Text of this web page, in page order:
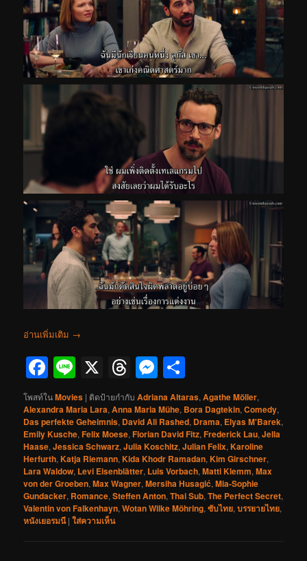
อ่านเพิ่มเติม →
Facebook
Line
X Threads
Messenger
โพสท์ในMovies | ติดป้ายกำกับ Adriana Altaras,Agathe Möller,
Alexandra Maria Lara,Anna Maria Mühe, Bora Dagtekin,Comedy,
Das perfekte Geheimnis, David Ali Rashed, Drama, Elyas M'Barek,
Emily Kusche,Felix Moese,Florian David Fitz,Frederick Lau,Jella
Haase,Jessica Schwarz,Julia Koschitz,Julian Felix,Karoline
Herfurth,Katja Riemann,Kida Khodr Ramadan,Kim Girschner,
Lara Waldow, Levi Eisenblätter, Luis Vorbach,Matti Klemm,Max
von der Groeben,Max Wagner,Mersiha Husagić,Mia-Sophie
Gundacker, Romance,Steffen Anton,Thai Sub,The Perfect Secret,
Valentin von Falkenhayn,Wotan Wilke Möhring,ซับไทย,บรรยายไทย,
หนังเยอรมนี |ใส่ความเห็น